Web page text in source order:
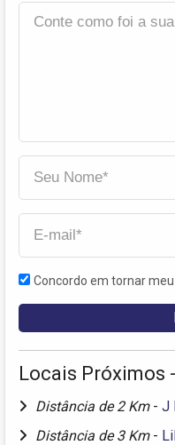
Concordo em tornar
Locais Próximos
Distância de 2 Km - J
Distância de 3 Km -